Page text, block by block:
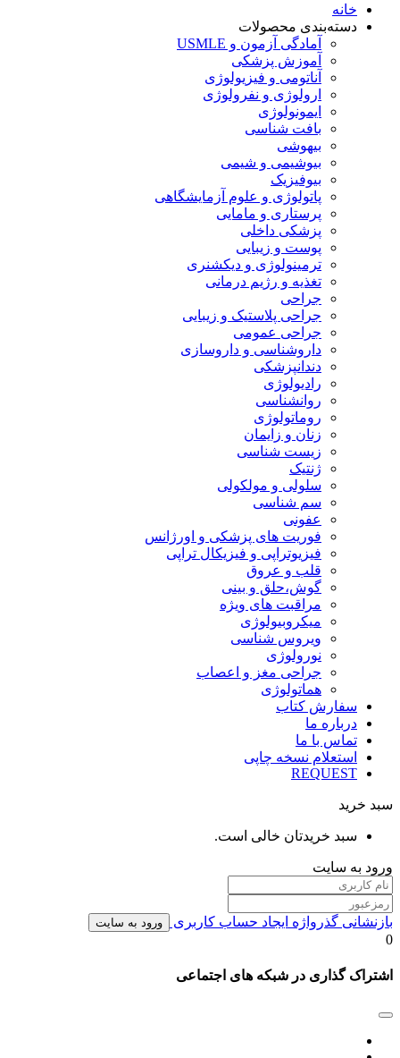
خانه
دسته‌بندی محصولات
آمادگی آزمون و USMLE
آموزش پزشکی
آناتومی و فیزیولوژی
ارولوژی و نفرولوژی
ایمونولوژی
بافت شناسی
بیهوشی
بیوشیمی و شیمی
بیوفیزیک
پاتولوژی و علوم آزمایشگاهی
پرستاری و مامایی
پزشکی داخلی
پوست و زیبایی
ترمینولوژی و دیکشنری
تغذیه و رژیم درمانی
جراحی
جراحی پلاستیک و زیبایی
جراحی عمومی
داروشناسی و داروسازی
دندانپزشکی
رادیولوژی
روانشناسی
روماتولوژی
زنان و زایمان
زیست شناسی
ژنتیک
سلولی و مولکولی
سم شناسی
عفونی
فوریت های پزشکی و اورژانس
فیزیوتراپی و فیزیکال تراپی
قلب و عروق
گوش،حلق و بینی
مراقبت های ویژه
میکروبیولوژی
ویروس شناسی
نورولوژی
جراحی مغز و اعصاب
هماتولوژی
سفارش کتاب
درباره ما
تماس با ما
استعلام نسخه چاپی
REQUEST
سبد خرید
سبد خریدتان خالی است.
ورود به سایت
بازنشانی گذرواژه ایجاد حساب کاربری ورود به سایت
0
اشتراک گذاری در شبکه های اجتماعی